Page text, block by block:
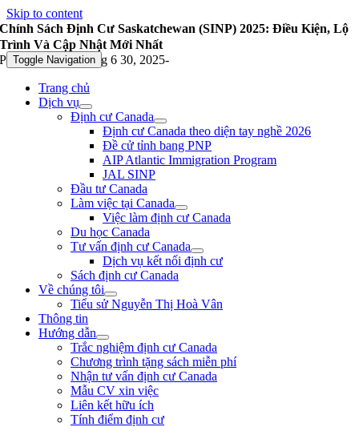
Skip to content
Toggle Navigation
Trang chủ
Dịch vụ
Định cư Canada
Định cư Canada theo diện tay nghề 2026
Đề cử tỉnh bang PNP
AIP Atlantic Immigration Program
JAL SINP
Đầu tư Canada
Làm việc tại Canada
Việc làm định cư Canada
Du học Canada
Tư vấn định cư Canada
Dịch vụ kết nối định cư
Sách định cư Canada
Về chúng tôi
Tiểu sử Nguyễn Thị Hoà Vân
Thông tin
Hướng dẫn
Trắc nghiệm định cư Canada
Chương trình tặng sách miễn phí
Nhận tư vấn định cư Canada
Mẫu CV xin việc
Liên kết hữu ích
Tính điểm định cư
Chính Sách Định Cư Saskatchewan (SINP) 2025: Điều Kiện, Lộ
Trình Và Cập Nhật Mới Nhất
Published On: Tháng 6 30, 2025-